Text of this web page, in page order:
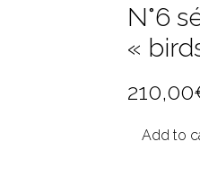
N°6
«
210,00
Add to